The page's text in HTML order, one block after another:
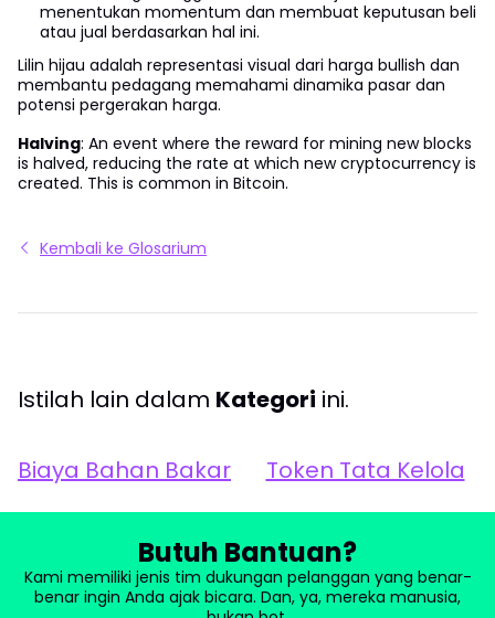
menentukan momentum dan membuat keputusan beli
atau jual berdasarkan hal ini.
Lilin hijau adalah representasi visual dari harga bullish dan
membantu pedagang memahami dinamika pasar dan
potensi pergerakan harga.
Halving: An event where the reward for mining new blocks
is halved, reducing the rate at which new cryptocurrency is
created. This is common in Bitcoin.
Kembali ke Glosarium
Istilah lain dalam Kategori ini.
Biaya Bahan Bakar Token Tata Kelola
Butuh Bantuan?
Kami memiliki jenis tim dukungan pelanggan yang benar-
benar ingin Anda ajak bicara. Dan, ya, mereka manusia,